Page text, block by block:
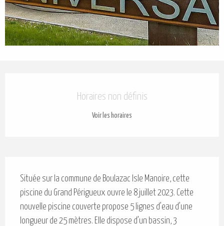
Horaires non définis
Voir les horaires
Située sur la commune de Boulazac Isle Manoire, cette
piscine du Grand Périgueux ouvre le 8 juillet 2023. Cette
nouvelle piscine couverte propose 5 lignes d’eau d’une
longueur de 25 mètres. Elle dispose d’un bassin, 3